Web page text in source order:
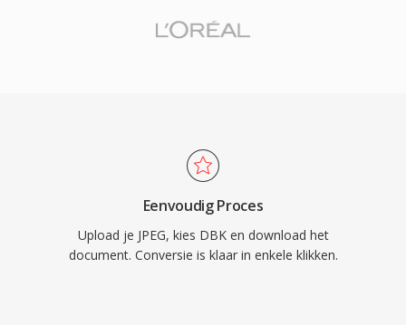
Eenvoudig Proces
Upload je JPEG, kies DBK en download het
document. Conversie is klaar in enkele klikken.